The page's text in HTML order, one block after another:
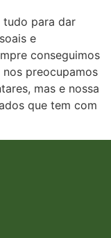
tudo para dar
e
conseguimos
preocupamos
mas e nossa
que tem com